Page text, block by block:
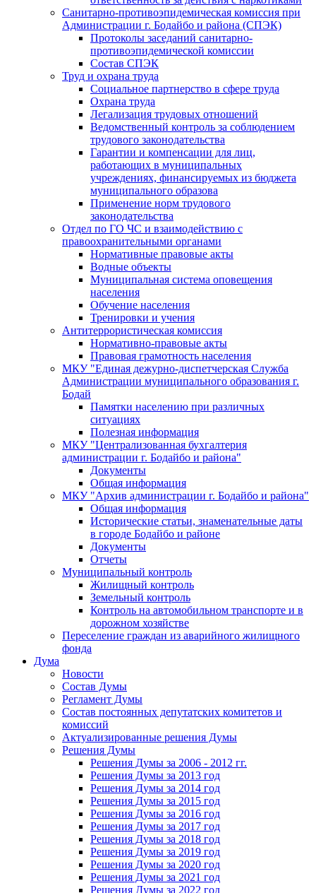
Санитарно-противоэпидемическая комиссия при
Администрации г. Бодайбо и района (СПЭК)
Протоколы заседаний санитарно-
противоэпидемической комиссии
Состав СПЭК
Труд и охрана труда
Социальное партнерство в сфере труда
Охрана труда
Легализация трудовых отношений
Ведомственный контроль за соблюдением
трудового законодательства
Гарантии и компенсации для лиц,
работающих в муниципальных
учреждениях, финансируемых из бюджета
муниципального образова
Применение норм трудового
законодательства
Отдел по ГО ЧС и взаимодействию с
правоохранительными органами
Нормативные правовые акты
Водные объекты
Муниципальная система оповещения
населения
Обучение населения
Тренировки и учения
Антитеррористическая комиссия
Нормативно-правовые акты
Правовая грамотность населения
МКУ "Единая дежурно-диспетчерская Служба
Администрации муниципального образования г.
Бодай
Памятки населению при различных
ситуациях
Полезная информация
МКУ "Централизованная бухгалтерия
администрации г. Бодайбо и района"
Документы
Общая информация
МКУ "Архив администрации г. Бодайбо и района"
Общая информация
Исторические статьи, знаменательные даты
в городе Бодайбо и районе
Документы
Отчеты
Муниципальный контроль
Жилищный контроль
Земельный контроль
Контроль на автомобильном транспорте и в
дорожном хозяйстве
Переселение граждан из аварийного жилищного
фонда
Дума
Новости
Состав Думы
Регламент Думы
Состав постоянных депутатских комитетов и
комиссий
Актуализированные решения Думы
Решения Думы
Решения Думы за 2006 - 2012 гг.
Решения Думы за 2013 год
Решения Думы за 2014 год
Решения Думы за 2015 год
Решения Думы за 2016 год
Решения Думы за 2017 год
Решения Думы за 2018 год
Решения Думы за 2019 год
Решения Думы за 2020 год
Решения Думы за 2021 год
Решения Думы за 2022 год